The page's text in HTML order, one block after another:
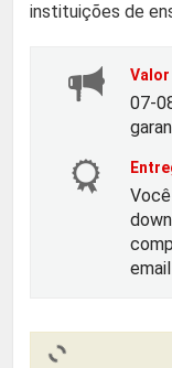
ç
o
o
r
i
g
i
instituições de
07-